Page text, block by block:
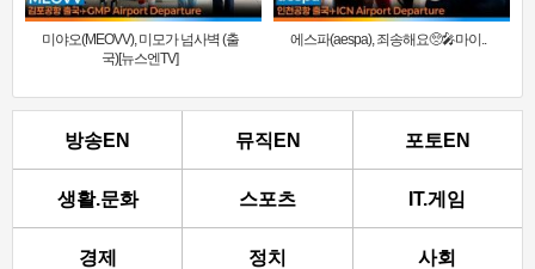
미야오(MEOVV), 미모가 넘사벽 (출
국)[뉴스엔TV]
에스파(aespa), 죄송해요🥺🎤마이..
방송EN 뮤직EN 포토EN
생활.문화 스포츠 IT.게임
경제 정치 사회